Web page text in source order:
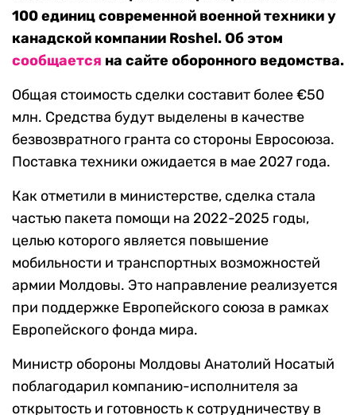
100 единиц современной военной техники у
канадской компании Roshel. Об этом
сообщается на сайте оборонного ведомства.
Общая стоимость сделки составит более €50
млн. Средства будут выделены в качестве
безвозвратного гранта со стороны Евросоюза.
Поставка техники ожидается в мае 2027 года.
Как отметили в министерстве, сделка стала
частью пакета помощи на 2022-2025 годы,
целью которого является повышение
мобильности и транспортных возможностей
армии Молдовы. Это направление реализуется
при поддержке Европейского союза в рамках
Европейского фонда мира.
Министр обороны Молдовы Анатолий Носатый
поблагодарил компанию-исполнителя за
открытость и готовность к сотрудничеству в